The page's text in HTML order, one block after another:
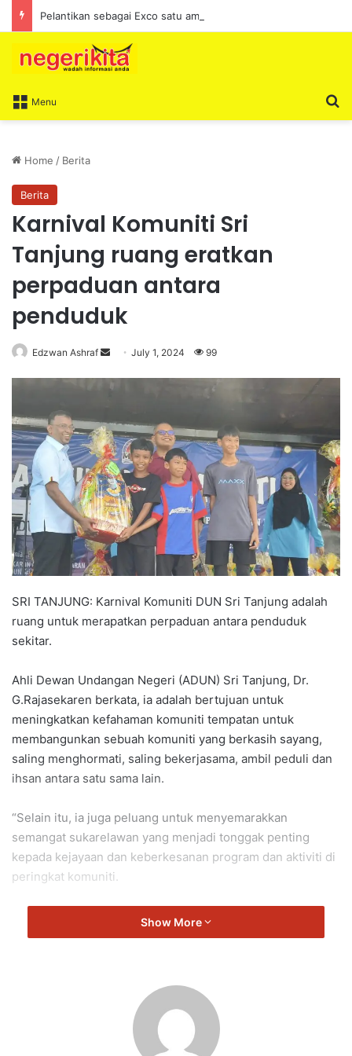
Menu
Home / Berita
Berita
Karnival Komuniti Sri
Tanjung ruang eratkan
perpaduan antara
penduduk
Edzwan Ashraf
n
n
e
m
a
i
l
July 1, 2024 99
SRI TANJUNG: Karnival Komuniti DUN Sri Tanjung adalah
ruang untuk merapatkan perpaduan antara penduduk
sekitar.
Ahli Dewan Undangan Negeri (ADUN) Sri Tanjung, Dr.
G.Rajasekaren berkata, ia adalah bertujuan untuk
meningkatkan kefahaman komuniti tempatan untuk
membangunkan sebuah komuniti yang berkasih sayang,
saling menghormati, saling bekerjasama, ambil peduli dan
ihsan antara satu sama lain.
“Selain itu, ia juga peluang untuk menyemarakkan
semangat sukarelawan yang menjadi tonggak penting
kepada kejayaan dan keberkesanan program dan aktiviti di
peringkat komuniti.
“Dalam program ini juga diadakan pameran daripada agensi
kerajaan sekaligus ia mampu memperkukuhkan kerjasama
Sri Tanjung Rajasekaran
Show More